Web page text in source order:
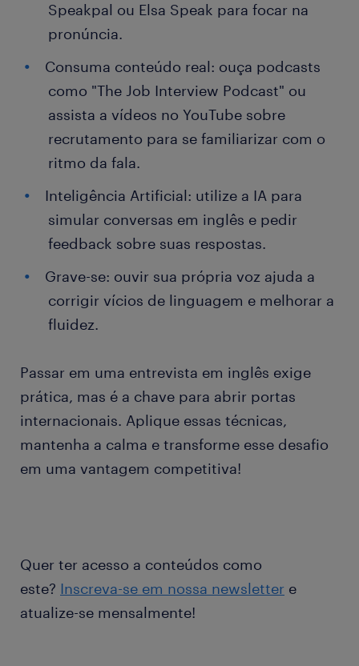
Speakpal ou Elsa Speak para focar na
pronúncia.
Consuma conteúdo real: ouça podcasts
como "The Job Interview Podcast" ou
assista a vídeos no YouTube sobre
recrutamento para se familiarizar com o
ritmo da fala.
Inteligência Artificial: utilize a IA para
simular conversas em inglês e pedir
feedback sobre suas respostas.
Grave-se: ouvir sua própria voz ajuda a
corrigir vícios de linguagem e melhorar a
fluidez.
Passar em uma entrevista em inglês exige
prática, mas é a chave para abrir portas
internacionais. Aplique essas técnicas,
mantenha a calma e transforme esse desafio
em uma vantagem competitiva!
Quer ter acesso a conteúdos como
este? Inscreva-se em nossa newsletter e
atualize-se mensalmente!